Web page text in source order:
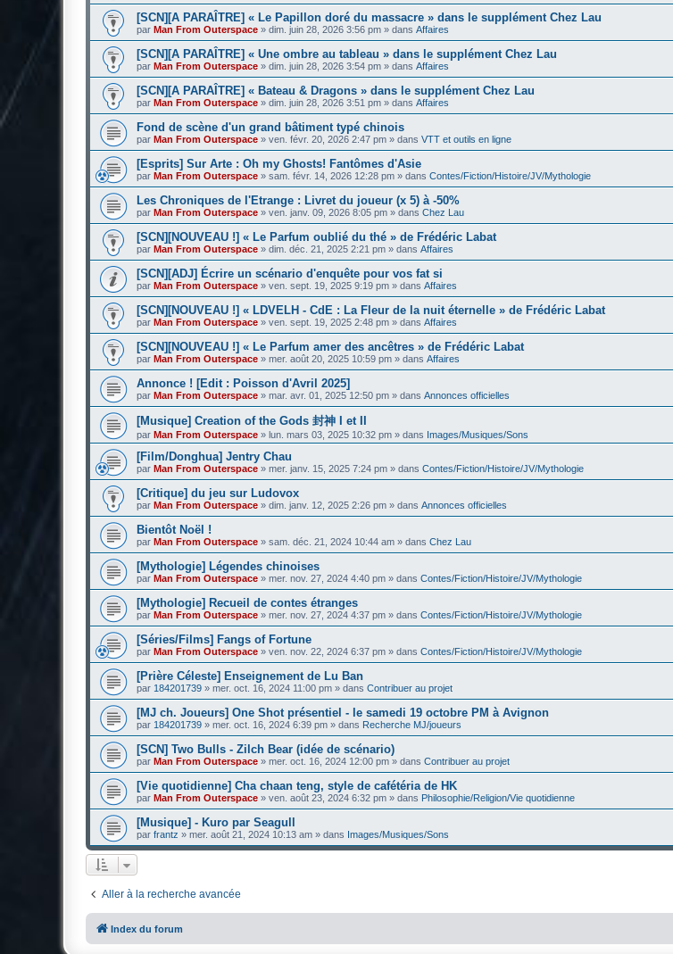
[SCN][A PARAÎTRE] « Le Papillon doré du massacre » dans le supplément Chez Lau
par Man From Outerspace » dim. juin 28, 2026 3:56 pm » dans Affaires
[SCN][A PARAÎTRE] « Une ombre au tableau » dans le supplément Chez Lau
par Man From Outerspace » dim. juin 28, 2026 3:54 pm » dans Affaires
[SCN][A PARAÎTRE] « Bateau & Dragons » dans le supplément Chez Lau
par Man From Outerspace » dim. juin 28, 2026 3:51 pm » dans Affaires
Fond de scène d'un grand bâtiment typé chinois
par Man From Outerspace » ven. févr. 20, 2026 2:47 pm » dans VTT et outils en ligne
[Esprits] Sur Arte : Oh my Ghosts! Fantômes d'Asie
par Man From Outerspace » sam. févr. 14, 2026 12:28 pm » dans Contes/Fiction/Histoire/JV/Mythologie
Les Chroniques de l'Etrange : Livret du joueur (x 5) à -50%
par Man From Outerspace » ven. janv. 09, 2026 8:05 pm » dans Chez Lau
[SCN][NOUVEAU !] « Le Parfum oublié du thé » de Frédéric Labat
par Man From Outerspace » dim. déc. 21, 2025 2:21 pm » dans Affaires
[SCN][ADJ] Écrire un scénario d'enquête pour vos fat si
par Man From Outerspace » ven. sept. 19, 2025 9:19 pm » dans Affaires
[SCN][NOUVEAU !] « LDVELH - CdE : La Fleur de la nuit éternelle » de Frédéric Labat
par Man From Outerspace » ven. sept. 19, 2025 2:48 pm » dans Affaires
[SCN][NOUVEAU !] « Le Parfum amer des ancêtres » de Frédéric Labat
par Man From Outerspace » mer. août 20, 2025 10:59 pm » dans Affaires
Annonce ! [Edit : Poisson d'Avril 2025]
par Man From Outerspace » mar. avr. 01, 2025 12:50 pm » dans Annonces officielles
[Musique] Creation of the Gods 封神 I et II
par Man From Outerspace » lun. mars 03, 2025 10:32 pm » dans Images/Musiques/Sons
[Film/Donghua] Jentry Chau
par Man From Outerspace » mer. janv. 15, 2025 7:24 pm » dans Contes/Fiction/Histoire/JV/Mythologie
[Critique] du jeu sur Ludovox
par Man From Outerspace » dim. janv. 12, 2025 2:26 pm » dans Annonces officielles
Bientôt Noël !
par Man From Outerspace » sam. déc. 21, 2024 10:44 am » dans Chez Lau
[Mythologie] Légendes chinoises
par Man From Outerspace » mer. nov. 27, 2024 4:40 pm » dans Contes/Fiction/Histoire/JV/Mythologie
[Mythologie] Recueil de contes étranges
par Man From Outerspace » mer. nov. 27, 2024 4:37 pm » dans Contes/Fiction/Histoire/JV/Mythologie
[Séries/Films] Fangs of Fortune
par Man From Outerspace » ven. nov. 22, 2024 6:37 pm » dans Contes/Fiction/Histoire/JV/Mythologie
[Prière Céleste] Enseignement de Lu Ban
par 184201739 » mer. oct. 16, 2024 11:00 pm » dans Contribuer au projet
[MJ ch. Joueurs] One Shot présentiel - le samedi 19 octobre PM à Avignon
par 184201739 » mer. oct. 16, 2024 6:39 pm » dans Recherche MJ/joueurs
[SCN] Two Bulls - Zilch Bear (idée de scénario)
par Man From Outerspace » mer. oct. 16, 2024 12:00 pm » dans Contribuer au projet
[Vie quotidienne] Cha chaan teng, style de cafétéria de HK
par Man From Outerspace » ven. août 23, 2024 6:32 pm » dans Philosophie/Religion/Vie quotidienne
[Musique] - Kuro par Seagull
par frantz » mer. août 21, 2024 10:13 am » dans Images/Musiques/Sons
Aller à la recherche avancée
Index du forum